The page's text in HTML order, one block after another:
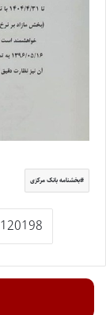
بخشنامه بانک مرکزی